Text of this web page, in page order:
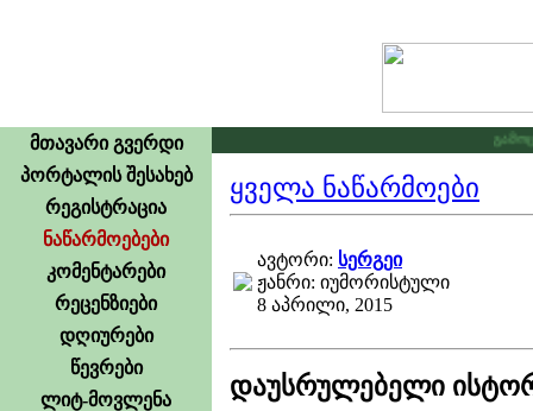
მთავარი გვერდი
პორტალის შესახებ
რეგისტრაცია
ნაწარმოებები
კომენტარები
რეცენზიები
დღიურები
წევრები
ლიტ-მოვლენა
ყველა ნაწარმოები
ავტორი: სერგეი
ჟანრი: იუმორისტული
8 აპრილი, 2015
დაუსრულებელი